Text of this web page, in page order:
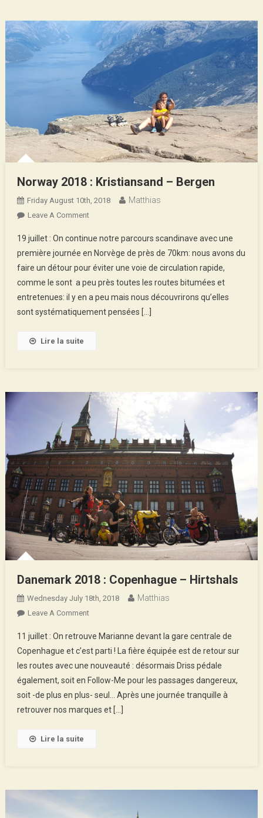
Norway 2018 : Kristiansand – Bergen
Friday August 10th, 2018 Matthias
Leave A CommentOn
2018
:
Kristiansand
–
Bergen
19 juillet : On continue notre parcours scandinave avec une
première journée en Norvège de près de 70km: nous avons du
faire un détour pour éviter une voie de circulation rapide,
comme le sont a peu près toutes les routes bitumées et
entretenues: il y en a peu mais nous découvrirons qu’elles
sont systématiquement pensées […]
Lire la suite
Danemark 2018 : Copenhague – Hirtshals
Wednesday July 18th, 2018 Matthias
Leave A CommentOn
2018
:
Copenhague
–
Hirtshals
11 juillet : On retrouve Marianne devant la gare centrale de
Copenhague et c’est parti ! La fière équipée est de retour sur
les routes avec une nouveauté : désormais Driss pédale
également, soit en Follow-Me pour les passages dangereux,
soit -de plus en plus- seul… Après une journée tranquille à
retrouver nos marques et […]
Lire la suite